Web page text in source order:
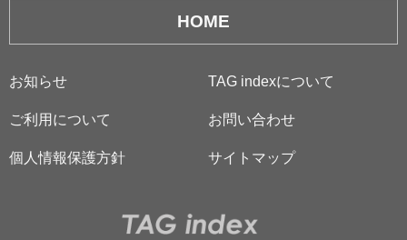
HOME
お知らせ TAG indexについて
ご利用について お問い合わせ
個人情報保護方針 サイトマップ